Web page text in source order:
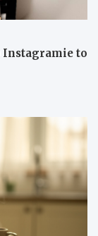
Instagramie to